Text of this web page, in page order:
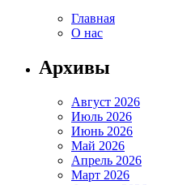
Главная
О нас
Архивы
Август 2026
Июль 2026
Июнь 2026
Май 2026
Апрель 2026
Март 2026